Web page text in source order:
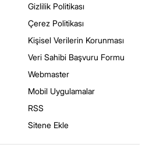
Gizlilik Politikası
Çerez Politikası
Kişisel Verilerin Korunması
Veri Sahibi Başvuru Formu
Webmaster
Mobil Uygulamalar
RSS
Sitene Ekle